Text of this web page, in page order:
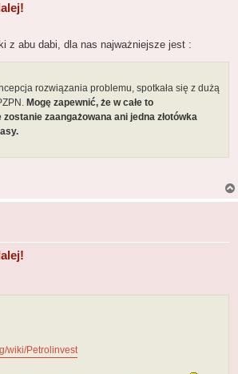
z abu dabi, dla nas najważniejsze jest :
rozwiązania problemu, spotkała się z dużą
Mogę zapewnić, że w całe to
zaangażowana ani jedna złotówka
wiki/Petrolinvest